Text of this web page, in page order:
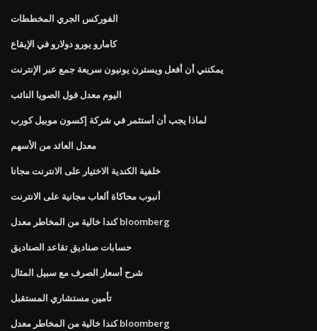
الفوركس الجري المخططات
كامارو يورو دولارو في الإيقاع
يمكنني أن أفعل ويسترن يونيون سريعة جمع عبر الإنترنت
اليوم معدل فول الصويا النائب
لماذا يجب أن أستثمر في شركة إكسون موبيل كورب
معدل العائد من الأسهم
خلفية الكندية الاختيار على الانترنت مجانا
أنبوب محاكاة ألعاب مجانية على الانترنت
كندا خالية من المخاطر معدل bloomberg
حسابات صناديق تقاعد الصناديق
شرح أسعار الصرف مع سبيل المثال
تأمين مستشاري المستقبل
كندا خالية من المخاطر معدل bloomberg